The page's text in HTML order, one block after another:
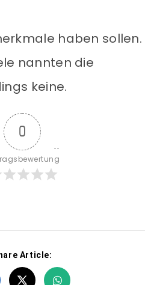
haben sollen.
nannten die
keine.
0
Article: